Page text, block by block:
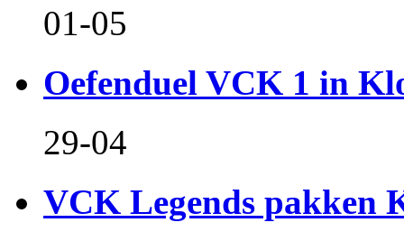
01-05
Oefenduel VCK 1 in
29-04
VCK Legends pakken